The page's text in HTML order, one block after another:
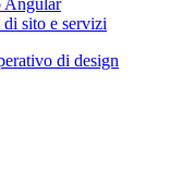
sito e servizi
di design